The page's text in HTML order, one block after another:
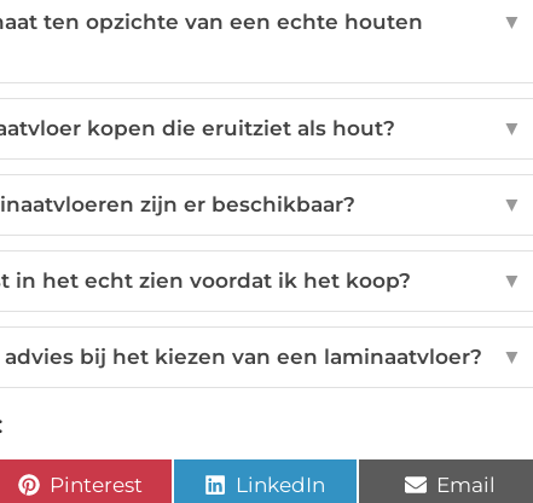
ten opzichte van een echte houten
▼
kopen die eruitziet als hout? ▼
zijn er beschikbaar? ▼
in het echt zien voordat ik het koop? ▼
bij het kiezen van een laminaatvloer? ▼
Pinterest LinkedIn Email